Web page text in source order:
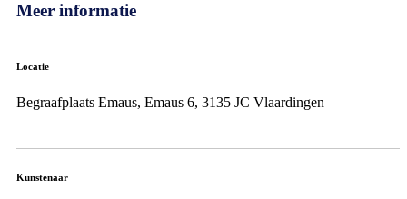
Meer informatie
Locatie
Begraafplaats Emaus, Emaus 6, 3135 JC Vlaardingen
Kunstenaar